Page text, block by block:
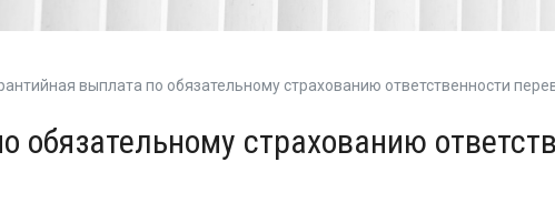
выплата по обязательному страхованию ответственности
обязательному страхованию